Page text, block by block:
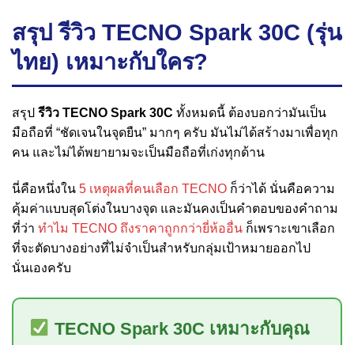
สรุป รีวิว TECNO Spark 30C (รุ่น
ไทย) เหมาะกับใคร?
สรุป รีวิว TECNO Spark 30C ทั้งหมดนี้ ต้องบอกว่ามันเป็น
มือถือที่ “ชัดเจนในจุดยืน” มากๆ ครับ มันไม่ได้สร้างมาเพื่อทุก
คน และไม่ได้พยายามจะเป็นมือถือที่เก่งทุกด้าน
นี่คือหนึ่งใน 5 เหตุผลที่คนเลือก TECNO ก็ว่าได้ นั่นคือความ
คุ้มค่าแบบสุดโต่งในบางจุด และมันคงเป็นคำตอบของคำถาม
ที่ว่า ทำไม TECNO ถึงราคาถูกกว่ายี่ห้ออื่น ก็เพราะเขาเลือก
ที่จะตัดบางอย่างที่ไม่จำเป็นสำหรับกลุ่มเป้าหมายออกไป
นั่นเองครับ
TECNO Spark 30C เหมาะกับคุณ